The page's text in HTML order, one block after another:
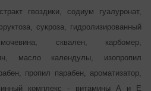
гвоздики, содиум гуалуронат,
сукроза, гидролизированный
сквален, карбомер,
масло календулы, изопропил
пропил парабен, ароматизатор,
комплекс - витамины А и Е